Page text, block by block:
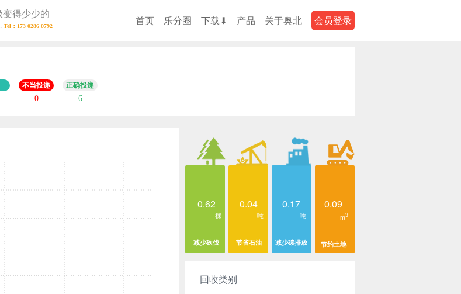
得少少的 首页 乐分圈 下载⬇ 产品 关于奥北 会员登录
不当投递
0
正确投递
6
0.62
棵
减少砍伐
0.04
吨
节省石油
0.17
吨
减少碳排放
0.09
m3
节约土地
回收类别